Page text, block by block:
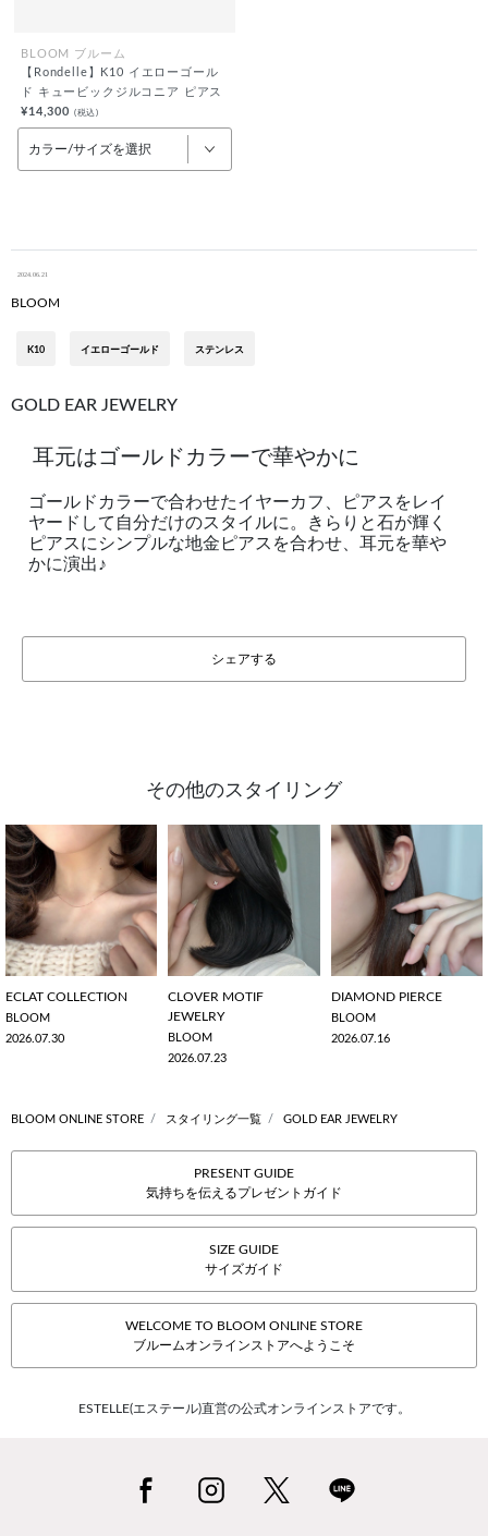
BLOOM ブルーム
【Rondelle】K10 イエローゴール
ド キュービックジルコニア ピアス
¥14,300 (税込)
カラー/サイズを選択
2024.06.21
BLOOM
K10 イエローゴールド ステンレス
GOLD EAR JEWELRY
耳元はゴールドカラーで華やかに
ゴールドカラーで合わせたイヤーカフ、ピアスをレイ
ヤードして自分だけのスタイルに。きらりと石が輝く
ピアスにシンプルな地金ピアスを合わせ、耳元を華や
かに演出♪
シェアする
その他のスタイリング
ECLAT COLLECTION
BLOOM
2026.07.30
CLOVER MOTIF
JEWELRY
BLOOM
2026.07.23
DIAMOND PIERCE
BLOOM
2026.07.16
BLOOM ONLINE STORE スタイリング一覧 GOLD EAR JEWELRY
PRESENT GUIDE
気持ちを伝えるプレゼントガイド
SIZE GUIDE
サイズガイド
WELCOME TO BLOOM ONLINE STORE
ブルームオンラインストアへようこそ
ESTELLE(エステール)直営の公式オンラインストアです。